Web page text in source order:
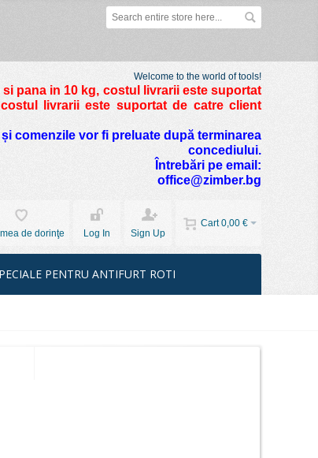
Welcome to the world of tools!
pana in 10 kg, costul livrarii este suportat
livrarii este suportat de catre client
comenzile vor fi preluate după terminarea
concediului.
Întrebări pe email:
office@zimber.bg
Cart 0,00 €
de dorinţe Log In Sign Up
PENTRU ANTIFURT ROTI